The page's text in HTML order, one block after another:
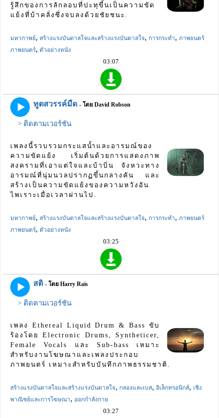
รู้สึกของการลักลอบที่ปะทุขึ้นเป็นความขัด
แย้งที่บ้าคลั่งซึ่งจบลงด้วยชัยชนะ.
มหากาพย์, สร้างแรงบันดาลใจและสร้างแรงบันดาลใจ, การกระทำ, ภาพยนตร์
ภาพยนตร์, ตัวอย่างหนัง
03:07
ทูตสวรรค์มืด - โดย David Robson
> ติดตามเวอร์ชัน
เพลงนี้รวบรวมกระแสน้ำและอารมณ์ของ
ความขัดแย้ง เริ่มต้นด้วยการแสดงภาพ
สงครามที่เอาแต่ใจและบ้าบิ่น จังหวะทาง
อารมณ์ที่นุ่มนวลปรากฏขึ้นกลางคัน และ
สร้างเป็นความขัดแย้งของความหวังอัน
ไพเราะเมื่อเวลาผ่านไป.
มหากาพย์, สร้างแรงบันดาลใจและสร้างแรงบันดาลใจ, การกระทำ, ภาพยนตร์
ภาพยนตร์, ตัวอย่างหนัง
03:25
สติ - โดย Harry Rais
> ติดตามเวอร์ชัน
เพลง Ethereal Liquid Drum & Bass ขับ
ร้องโดย Electronic Drums, Syntheticer,
Female Vocals และ Sub-bass เหมาะ
สำหรับงานโฆษณาและเพลงประกอบ
ภาพยนตร์ เหมาะสำหรับบันทึกภาพธรรมชาติ.
สร้างแรงบันดาลใจและสร้างแรงบันดาลใจ, กลองและเบส, อิเล็กทรอนิกส์, เชิง
พาณิชย์และการโฆษณา, ออกกำลังกาย
03:27